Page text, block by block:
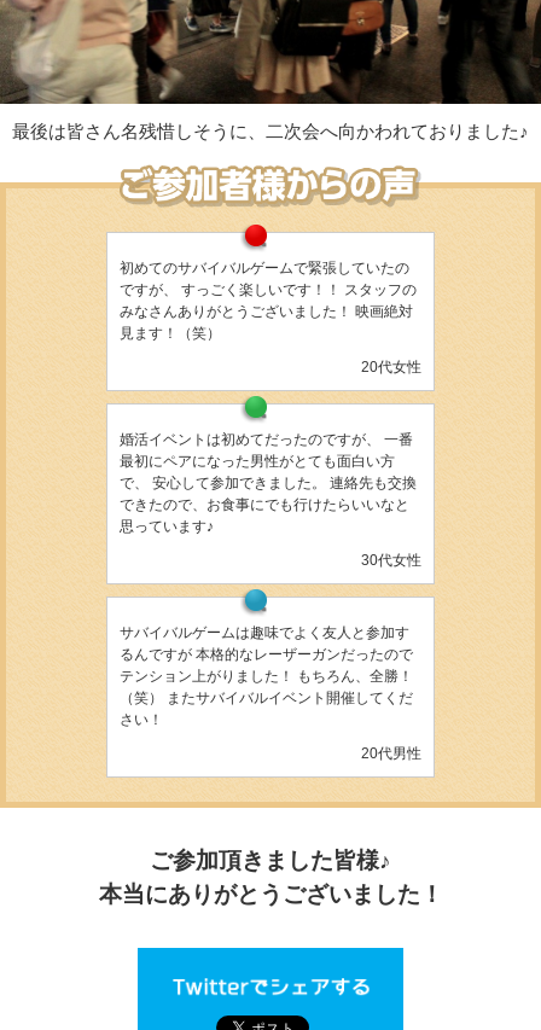
最後は皆さん名残惜しそうに、二次会へ向かわれておりました♪
初めてのサバイバルゲームで緊張していたの
ですが、 すっごく楽しいです！！ スタッフの
みなさんありがとうございました！ 映画絶対
見ます！（笑）
20代女性
婚活イベントは初めてだったのですが、 一番
最初にペアになった男性がとても面白い方
で、 安心して参加できました。 連絡先も交換
できたので、お食事にでも行けたらいいなと
思っています♪
30代女性
サバイバルゲームは趣味でよく友人と参加す
るんですが 本格的なレーザーガンだったので
テンション上がりました！ もちろん、全勝！
（笑） またサバイバルイベント開催してくだ
さい！
20代男性
ご参加頂きました皆様♪
本当にありがとうございました！